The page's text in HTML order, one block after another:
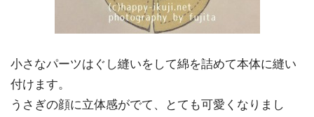
小さなパーツはぐし縫いをして綿を詰めて本体に縫い
付けます。
うさぎの顔に立体感がでて、とても可愛くなりまし